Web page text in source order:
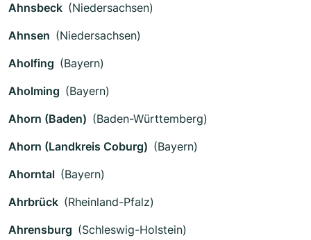
Ahnsbeck (Niedersachsen)
Ahnsen (Niedersachsen)
Aholfing (Bayern)
Aholming (Bayern)
Ahorn (Baden) (Baden-Württemberg)
Ahorn (Landkreis Coburg) (Bayern)
Ahorntal (Bayern)
Ahrbrück (Rheinland-Pfalz)
Ahrensburg (Schleswig-Holstein)